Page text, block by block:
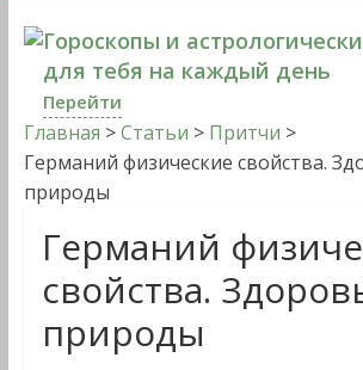
Гороскопы и
для тебя на каждый день
Перейти
Главная >Статьи > Притчи >
Германий физические свойства.
природы
Германий
свойства.
природы